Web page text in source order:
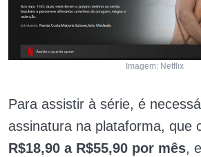
Imagem: Netflix
Para assistir à série, é
assinatura na plataforma, que
R$18,90 a R$55,90 por mês,